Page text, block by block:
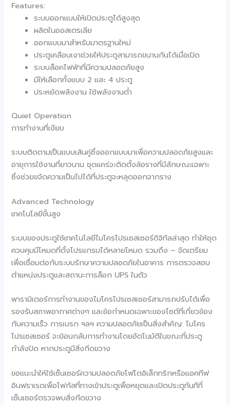
Features:
ระบบออกแบบให้เปิดประตูได้สูงสุด
ผลิตในออสเตรเลีย
ออกแบบมาสำหรับมาตรฐานใหม่
ประตูเคลือบเงาช่วยให้ประตูสามารถขนานกันได้เมื่อเปิด
ระบบล็อคไฟฟ้าที่มีความปลอดภัยสูง
มีให้เลือกทั้งแบบ 2 และ 4 ประตู
ประหยัดพลังงาน ใช้พลังงานต่ำ
Quiet Operation
การทำงานที่เงียบ
ระบบติดตามเป็นแบบเส้นคู่ซึ่งออกแบบมาเพื่อความปลอดภัยสูงและ
อายุการใช้งานที่ยาวนาน ชุดแคร่จะติดตั้งล้อรางที่มีลักษณะเฉพาะ
ซึ่งช่วยขจัดความเป็นไปได้ที่ประตูจะหลุดออกจากราง
Advanced Technology
เทคโนโลยีขั้นสูง
ระบบของประตูใช้เทคโนโลยีไมโครโปรเซสเซอร์ดิจิทัลล่าสุด ทำให้ชุด
ควบคุมมีโหมดที่ตั้งโปรแกรมได้หลายโหมด รวมถึง – จัดเตรียม
เพื่อเชื่อมต่อกับระบบรักษาความปลอดภัยในอาคาร การตรวจสอบ
ตำแหน่งประตูและสถานะการล็อก UPS ในตัว
พารามิเตอร์การทำงานของไมโครโปรเซสเซอร์สามารถปรับได้เพื่อ
รองรับสภาพอากาศต่างๆ และข้อกำหนดเฉพาะของไซต์ที่เกี่ยวข้อง
กับความเร็ว การเบรก ฯลฯ ความปลอดภัยเป็นสิ่งสำคัญ: ไมโคร
โปรเซสเซอร์ จะย้อนกลับการทำงานโดยอัตโนมัติในขณะที่ประตู
กำลังปิด หากประตูมีสิ่งกีดขวาง
ขอแนะนำให้ใช้เซ็นเซอร์ความปลอดภัยโฟโตอิเล็กทริกหรือแอคทีฟ
อินฟราเรดเพื่อโฟกัสที่ทางเข้าประตูเพื่อหยุดและเปิดประตูทันทีที่
เซ็นเซอร์ตรวจพบสิ่งกีดขวาง